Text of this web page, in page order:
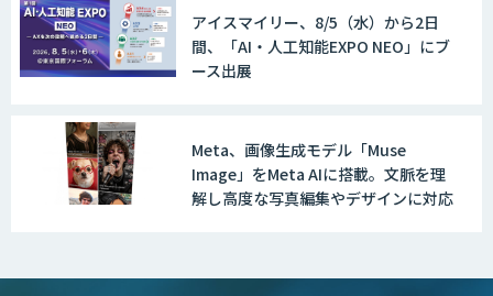
アイスマイリー、8/5（水）から2日
間、「AI・人工知能EXPO NEO」にブ
ース出展
Meta、画像生成モデル「Muse
Image」をMeta AIに搭載。文脈を理
解し高度な写真編集やデザインに対応